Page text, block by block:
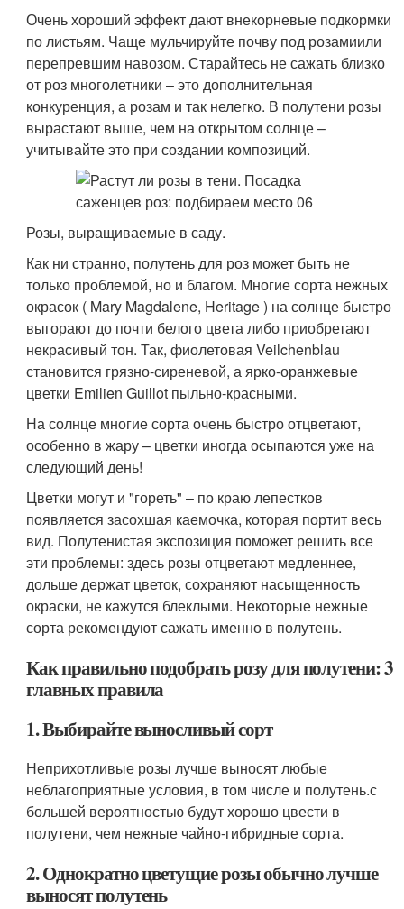
Очень хороший эффект дают внекорневые подкормки
по листьям. Чаще мульчируйте почву под розамиили
перепревшим навозом. Старайтесь не сажать близко
от роз многолетники – это дополнительная
конкуренция, а розам и так нелегко. В полутени розы
вырастают выше, чем на открытом солнце –
учитывайте это при создании композиций.
Розы, выращиваемые в саду.
Как ни странно, полутень для роз может быть не
только проблемой, но и благом. Многие сорта нежных
окрасок ( Mary Magdalene, Heritage ) на солнце быстро
выгорают до почти белого цвета либо приобретают
некрасивый тон. Так, фиолетовая Veilchenblau
становится грязно-сиреневой, а ярко-оранжевые
цветки Emilien Guillot пыльно-красными.
На солнце многие сорта очень быстро отцветают,
особенно в жару – цветки иногда осыпаются уже на
следующий день!
Цветки могут и "гореть" – по краю лепестков
появляется засохшая каемочка, которая портит весь
вид. Полутенистая экспозиция поможет решить все
эти проблемы: здесь розы отцветают медленнее,
дольше держат цветок, сохраняют насыщенность
окраски, не кажутся блеклыми. Некоторые нежные
сорта рекомендуют сажать именно в полутень.
Как правильно подобрать розу для полутени: 3
главных правила
1. Выбирайте выносливый сорт
Неприхотливые розы лучше выносят любые
неблагоприятные условия, в том числе и полутень.с
большей вероятностью будут хорошо цвести в
полутени, чем нежные чайно-гибридные сорта.
2. Однократно цветущие розы обычно лучше
выносят полутень